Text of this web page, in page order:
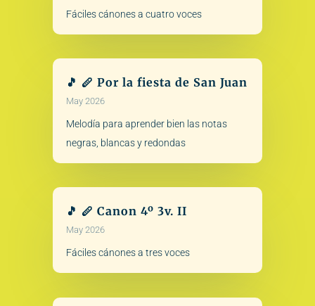
Fáciles cánones a cuatro voces
🎵 🪈 Por la fiesta de San Juan
May 2026
Melodía para aprender bien las notas
negras, blancas y redondas
🎵 🪈 Canon 4º 3v. II
May 2026
Fáciles cánones a tres voces